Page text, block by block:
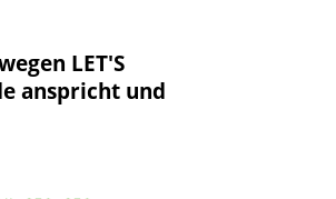
LET'S
anspricht und